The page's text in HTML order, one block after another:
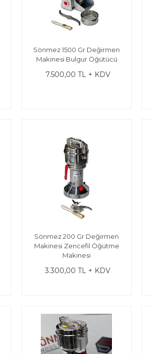
Sönmez 1500 Gr Değirmen
Makinesi Bulgur Öğütücü
7.500,00 TL + KDV
Sönmez 200 Gr Değirmen
Makinesi Zencefil Öğütme
Makinesi
3.300,00 TL + KDV